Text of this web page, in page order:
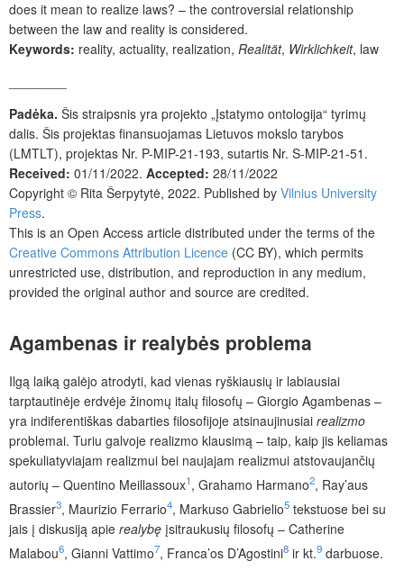
does it mean to realize laws? – the controversial relationship
between the law and reality is considered.
Keywords: reality, actuality, realization, Realität, Wirklichkeit, law
Padėka. Šis straipsnis yra projekto „Įstatymo ontologija“ tyrimų
dalis. Šis projektas finansuojamas Lietuvos mokslo tarybos
(LMTLT), projektas Nr. P-MIP-21-193, sutartis Nr. S-MIP-21-51.
Received: 01/11/2022. Accepted: 28/11/2022
Copyright © Rita Šerpytytė, 2022. Published by Vilnius University
Press.
This is an Open Access article distributed under the terms of the
Creative Commons Attribution Licence (CC BY), which permits
unrestricted use, distribution, and reproduction in any medium,
provided the original author and source are credited.
Agambenas ir realybės problema
Ilgą laiką galėjo atrodyti, kad vienas ryškiausių ir labiausiai
tarptautinėje erdvėje žinomų italų filosofų – Giorgio Agambenas –
yra indiferentiškas dabarties filosofijoje atsinaujinusiai realizmo
problemai. Turiu galvoje realizmo klausimą – taip, kaip jis keliamas
spekuliatyviajam realizmui bei naujajam realizmui atstovaujančių
autorių – Quentino Meillassoux1, Grahamo Harmano2, Ray’aus
Brassier3, Maurizio Ferrario4, Markuso Gabrielio5 tekstuose bei su
jais į diskusiją apie realybę įsitraukusių filosofų – Catherine
Malabou6, Gianni Vattimo7, Franca’os D’Agostini8 ir kt.9 darbuose.